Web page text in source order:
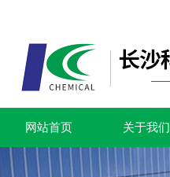
网站首页 关于我们